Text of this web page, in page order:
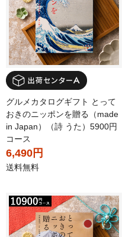
グルメカタログギフト とって
おきのニッポンを贈る（made
in Japan）（詩 うた）5900円
コース
6,490円
送料無料